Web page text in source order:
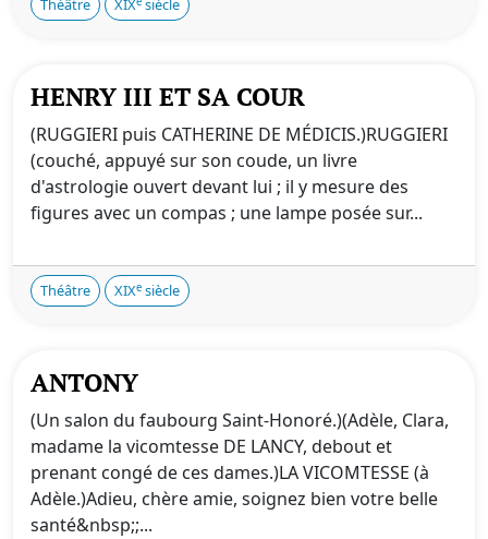
Théâtre XIX siècle
HENRY III ET SA COUR
(RUGGIERI puis CATHERINE DE MÉDICIS.)RUGGIERI
(couché, appuyé sur son coude, un livre
d'astrologie ouvert devant lui ; il y mesure des
figures avec un compas ; une lampe posée sur...
Théâtre XIXe siècle
ANTONY
(Un salon du faubourg Saint-Honoré.)(Adèle, Clara,
madame la vicomtesse DE LANCY, debout et
prenant congé de ces dames.)LA VICOMTESSE (à
Adèle.)Adieu, chère amie, soignez bien votre belle
santé&nbsp;;...